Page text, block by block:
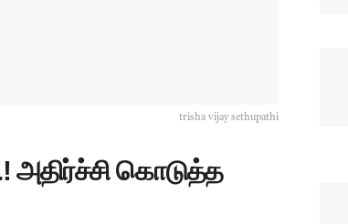
trisha vijay sethupathi
கொடுத்த